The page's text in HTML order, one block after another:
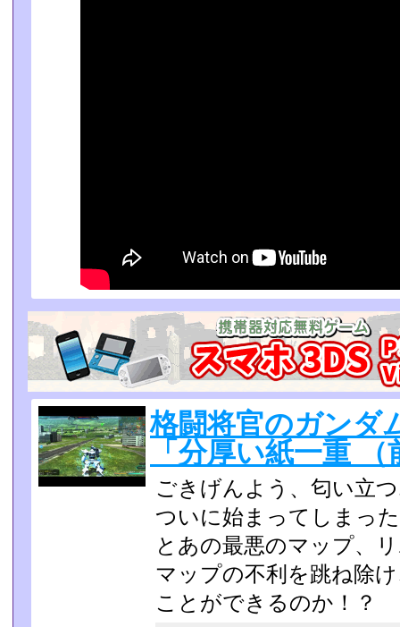
格闘将官のガンダ
「分厚い紙一重
ごきげんよう、匂い立
ついに始まってしまっ
とあの最悪のマップ、
マップの不利を跳ね除
ことができるのか！？